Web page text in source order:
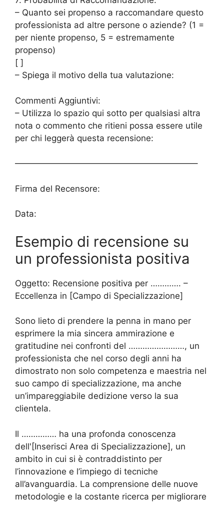
– Quanto sei propenso a raccomandare questo
professionista ad altre persone o aziende? (1 =
per niente propenso, 5 = estremamente
propenso)
[ ]
– Spiega il motivo della tua valutazione:
Commenti Aggiuntivi:
– Utilizza lo spazio qui sotto per qualsiasi altra
nota o commento che ritieni possa essere utile
per chi leggerà questa recensione:
—————————————————————–
Firma del Recensore:
Data:
Esempio di recensione su
un professionista positiva
Oggetto: Recensione positiva per …………. –
Eccellenza in [Campo di Specializzazione]
Sono lieto di prendere la penna in mano per
esprimere la mia sincera ammirazione e
gratitudine nei confronti del ……………………, un
professionista che nel corso degli anni ha
dimostrato non solo competenza e maestria nel
suo campo di specializzazione, ma anche
un’impareggiabile dedizione verso la sua
clientela.
Il …………… ha una profonda conoscenza
dell'[Inserisci Area di Specializzazione], un
ambito in cui si è contraddistinto per
l’innovazione e l’impiego di tecniche
all’avanguardia. La comprensione delle nuove
metodologie e la costante ricerca per migliorare